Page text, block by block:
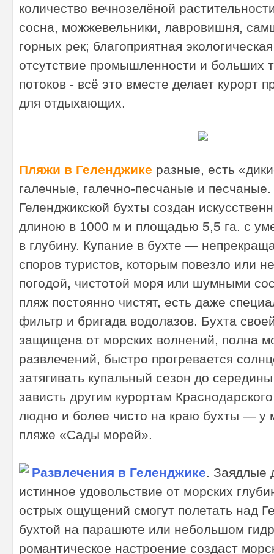
количество вечнозелёной
сосна, можжевельники, лавровишня,
горных рек; благоприятная
отсутствие промышленности и больших
потоков - всё это вместе делает курорт
для отдыхающих.
Пляжи в Геленджике разные, есть
галечные, галечно-песчаные и
Геленджикской бухты создан
длиною в 1000 м и площадью 5,5 га. с
в глубину. Купание в бухте —
споров туристов, которым повезло или
погодой, чистотой моря или шумными
пляж постоянно чистят, есть даже
фильтр и бригада водолазов. Бухта
защищена от морских волнений, полна
развлечений, быстро прогревается
затягивать купальный сезон до
зависть другим курортам
людно и более чисто на краю бухты — у
пляже «Сады морей».
Развлечения в Геленджике. Заядлые
истинное удовольствие от морских
острых ощущений смогут полетать над
бухтой на парашюте или небольшом
романтическое настроение создаст